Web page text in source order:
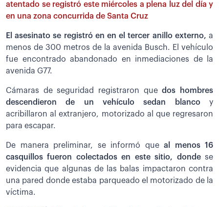
atentado se registró este miércoles a plena luz del día y
en una zona concurrida de Santa Cruz
El asesinato se registró en en el tercer anillo externo, a
menos de 300 metros de la avenida Busch. El vehículo
fue encontrado abandonado en inmediaciones de la
avenida G77.
Cámaras de seguridad registraron quedos hombres
descendieron de un vehículo sedan blanco y
acribillaron al extranjero, motorizado al que regresaron
para escapar.
De manera preliminar, se informó que al menos 16
casquillos fueron colectados en este sitio, dondese
evidencia que algunas de las balas impactaron contra
una pared donde estaba parqueado el motorizado de la
víctima.